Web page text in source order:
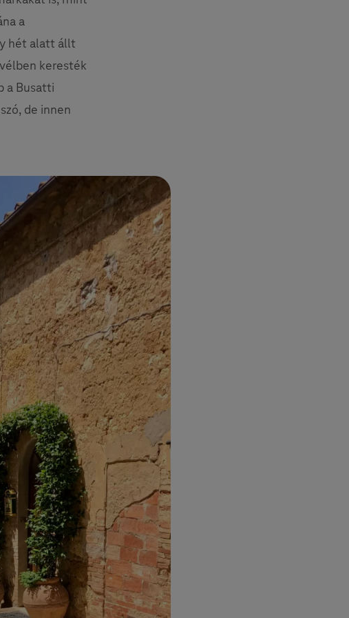
a
hét alatt állt
keresték
a Busatti
de innen